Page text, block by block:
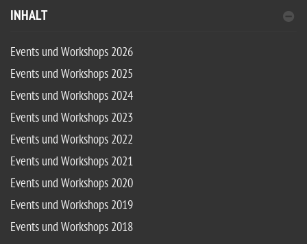
INHALT
Events und Workshops 2026
Events und Workshops 2025
Events und Workshops 2024
Events und Workshops 2023
Events und Workshops 2022
Events und Workshops 2021
Events und Workshops 2020
Events und Workshops 2019
Events und Workshops 2018